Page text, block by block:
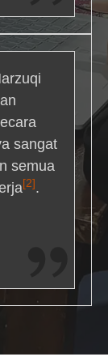
sangat
semua
[2] .